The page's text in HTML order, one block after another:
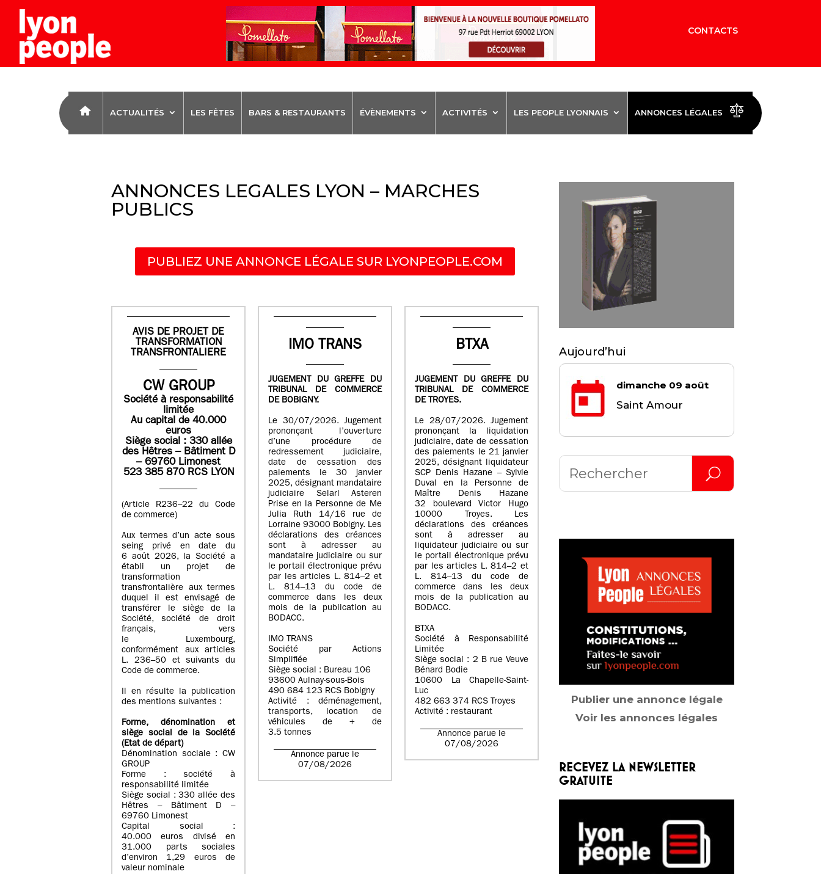
CONTACTS
ACTUALITÉS LES FÊTES BARS & RESTAURANTS ÉVÈNEMENTS ACTIVITÉS LES PEOPLE LYONNAIS ANNONCES LÉGALES
ANNONCES LEGALES LYON – MARCHES
PUBLICS
PUBLIEZ UNE ANNONCE LÉGALE SUR LYONPEOPLE.COM
AVIS DE PROJET DE
TRANSFORMATION
TRANSFRONTALIERE
CW GROUP
Société à responsabilité
limitée
Au capital de 40.000
euros
Siège social : 330 allée
des Hêtres – Bâtiment D
– 69760 Limonest
523 385 870 RCS LYON
(Article R236–22 du Code
de commerce)
Aux termes d’un acte sous
seing privé en date du
6 août 2026, la Société a
établi un projet de
transformation
transfrontalière aux termes
duquel il est envisagé de
transférer le siège de la
Société, société de droit
français, vers
le Luxembourg,
conformément aux articles
L. 236–50 et suivants du
Code de commerce.
Il en résulte la publication
des mentions suivantes :
Forme, dénomination et
siège social de la Société
(Etatde départ)
Dénomination sociale : CW
GROUP
Forme : société à
responsabilité limitée
Siège social : 330 allée des
Hêtres – Bâtiment D –
69760 Limonest
Capital social :
40.000 euros divisé en
31.000 parts sociales
d’environ 1,29 euros de
valeur nominale
IMO TRANS
JUGEMENT DU GREFFE DU
TRIBUNAL DE COMMERCE
DE BOBIGNY.
Le 30/07/2026. Jugement
prononçant l’ouverture
d’une procédure de
redressement judiciaire,
date de cessation des
paiements le 30 janvier
2025, désignant mandataire
judiciaire Selarl Asteren
Prise en la Personne de Me
Julia Ruth 14/16 rue de
Lorraine 93000 Bobigny. Les
déclarations des créances
sont à adresser au
mandataire judiciaire ou sur
le portail électronique prévu
par les articles L. 814–2 et
L. 814–13 du code de
commerce dans les deux
mois de la publication au
BODACC.
IMO TRANS
Société par Actions
Simplifiée
Siège social : Bureau 106
93600 Aulnay-sous-Bois
490 684 123 RCS Bobigny
Activité : déménagement,
transports, location de
véhicules de + de
3.5 tonnes
Annonce parue le
07/08/2026
BTXA
JUGEMENT DU GREFFE DU
TRIBUNAL DE COMMERCE
DE TROYES.
Le 28/07/2026. Jugement
prononçant la liquidation
judiciaire, date de cessation
des paiements le 21 janvier
2025, désignant liquidateur
SCP Denis Hazane – Sylvie
Duval en la Personne de
Maître Denis Hazane
32 boulevard Victor Hugo
10000 Troyes. Les
déclarations des créances
sont à adresser au
liquidateur judiciaire ou sur
le portail électronique prévu
par les articles L. 814–2 et
L. 814–13 du code de
commerce dans les deux
mois de la publication au
BODACC.
BTXA
Société à Responsabilité
Limitée
Siège social : 2 B rue Veuve
Bénard Bodie
10600 La Chapelle-Saint-
Luc
482 663 374 RCS Troyes
Activité : restaurant
Annonce parue le
07/08/2026
Aujourd’hui
dimanche 09 août
Saint Amour
Publier une annonce légale
Voir les annonces légales
RECEVEZ LA NEWSLETTER
GRATUITE